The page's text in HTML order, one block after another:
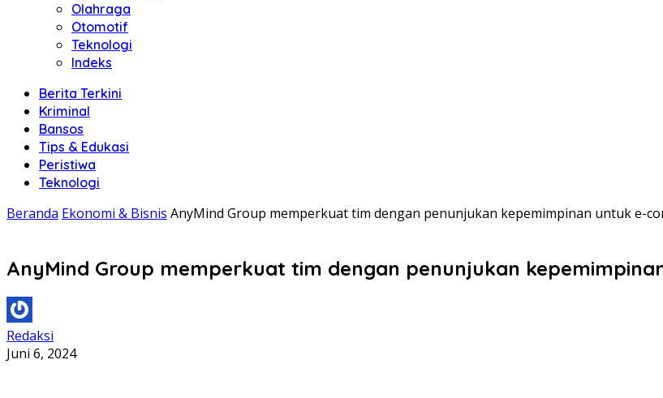
Olahraga
Otomotif
Teknologi
Indeks
Berita Terkini
Kriminal
Bansos
Tips & Edukasi
Peristiwa
Teknologi
Beranda Ekonomi & Bisnis AnyMind Group memperkuat tim dengan penunjukan kepemimpinan untuk e-
AnyMind Group memperkuat tim dengan penunjukan
Redaksi
Juni 6, 2024